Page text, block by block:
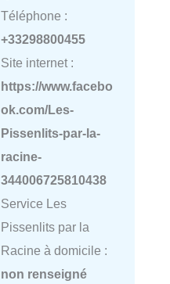
Téléphone :
+33298800455
Site internet :
https://www.facebo
ok.com/Les-
Pissenlits-par-la-
racine-
344006725810438
Service Les
Pissenlits par la
Racine à domicile :
non renseigné